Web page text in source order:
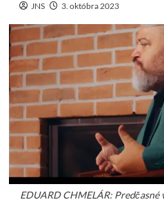
JNS 3. októbra 2023
EDUARD CHMELÁR: